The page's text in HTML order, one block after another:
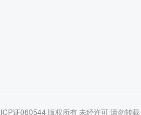
证060544 版权所有 未经许可 请勿转载